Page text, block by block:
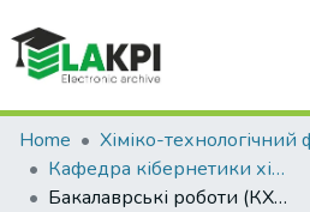
Communities & Collections
All of DSpace
Home
Кафедра кібернетики хіміко-технологічних процесів (КХТП)
Бакалаврські роботи (КХТП)